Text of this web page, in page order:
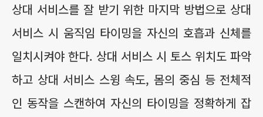
상대 서비스를 잘 받기 위한 마지막 방법으로 상대
서비스 시 움직임 타이밍을 자신의 호흡과 신체를
일치시켜야 한다. 상대 서비스 시 토스 위치도 파악
하고 상대 서비스 스윙 속도, 몸의 중심 등 전체적
인 동작을 스캔하여 자신의 타이밍을 정확하게 잡